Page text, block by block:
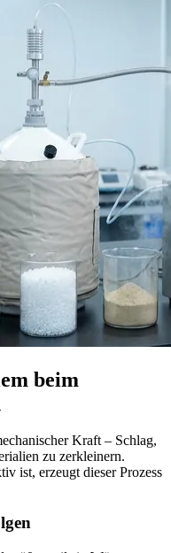
beim
Kraft – Schlag,
zu zerkleinern.
ist, erzeugt dieser Prozess